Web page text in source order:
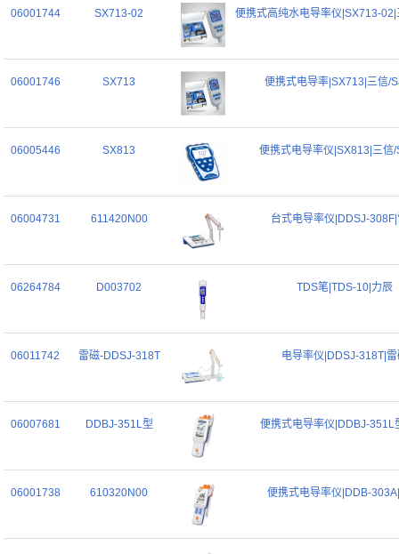
06001744 SX713-02 便携式高纯水电导率仪|SX713-
06001746 SX713 便携式电导率|SX713|三信/
06005446 SX813 便携式电导率仪|SX813|三信
06004731 611420N00 台式电导率仪|DDSJ-308F|
06264784 D003702 TDS笔|TDS-10|力辰
06011742 雷磁-DDSJ-318T 电导率仪|DDSJ-318T|雷
06007681 DDBJ-351L型 便携式电导率仪|DDBJ-351L
06001738 610320N00 便携式电导率仪|DDB-